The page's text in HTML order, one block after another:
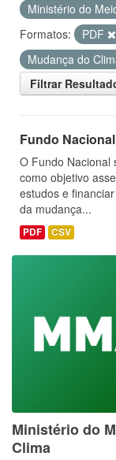
Ministério do
Formatos:
PDF
Mudança do
Filtrar
Fundo
O Fundo Nacional
como objetivo
estudos e
da mudança...
PDF CSV
Ministério do
Clima